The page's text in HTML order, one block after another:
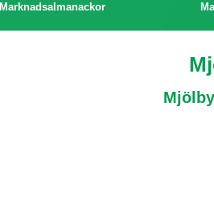
Marknadsalmanackor